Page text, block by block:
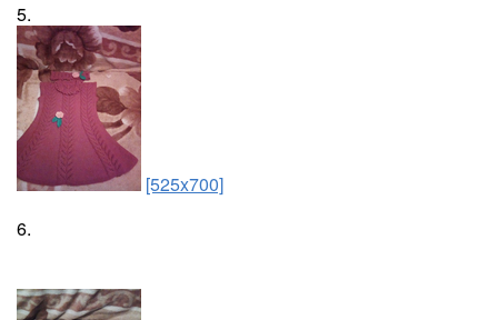
5.
[525x700]
6.